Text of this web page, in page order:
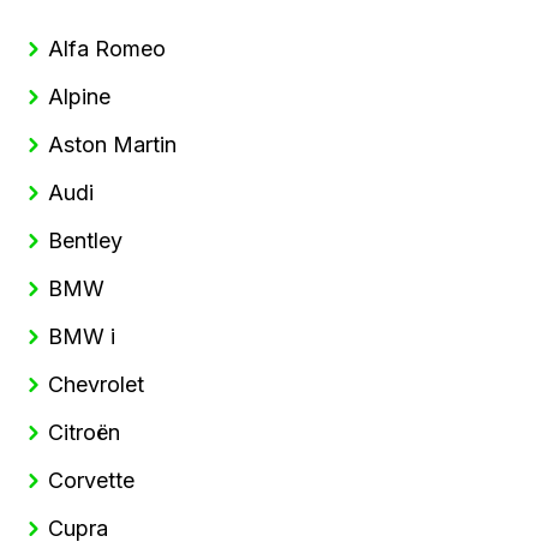
Alfa Romeo
Alpine
Aston Martin
Audi
Bentley
BMW
BMW i
Chevrolet
Citroën
Corvette
Cupra